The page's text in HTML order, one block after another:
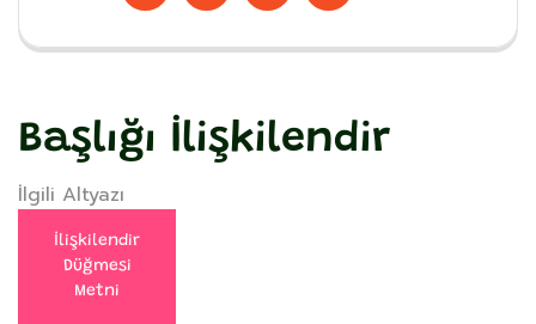
Başlığı İlişkilendir
İlgili Altyazı
İlişkilendir
Düğmesi
Metni